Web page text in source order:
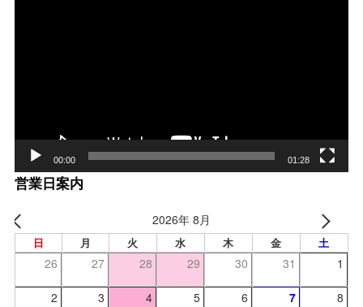
00:00 01:28
営業日案内
2026年 8月
日 月 火 水 木 金 土
26 27 28 29 30 31 1
2 3 4 5 6 7 8